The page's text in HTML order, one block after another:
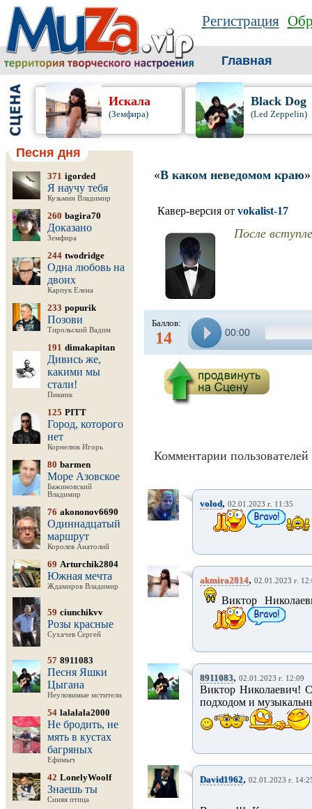
Регистрация
Главная
Искала
(Земфира)
Black Dog
(Led Zeppelin)
Песня дня
371 igorded
Я научу тебя
Кузьмин Владимир
260 bagira70
Доказано
Земфира
244 twodridge
Одна любовь на
двоих
Карпук Елена
233 popurik
Позови
Тирольский Вадим
191 dimakapitan
Дивись же,
какими мы
стали!
Пикник
125 PITT
Город, которого
нет
Корнелюк Игорь
80 barmen
Море Азовское
Бажиновский
Владимир
76 akononov6690
Одиннадцатый
маршрут
Королев Анатолий
69 Arturchik2804
Южная мечта
Ждамиров Владимир
59 ciunchikvv
Розы красные
Сухачев Сергей
57 8911083
Песня Яшки
Цыгана
Неуловимые мстители
54 lalalala2000
Не бродить, не
мять в кустах
багряных
Ефимыч
42 LonelyWoolf
Знаешь ты
Синяя птица
«В каком неведомом краю
Кавер-версия от vokalist-17
После
Баллов:
14 00:00
Комментарии пользователей
volod, 02.01.2023 г. 11:35
akmira2814, 02.01.2023 г.
Виктор
8911083, 02.01.2023 г. 12:09
Виктор Николаевич!
подходом и
David1962, 02.01.2023 г.